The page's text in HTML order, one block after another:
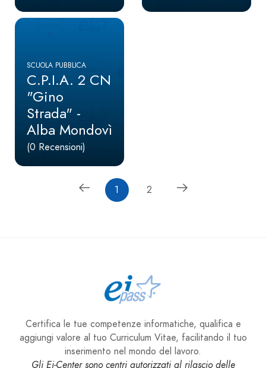
SCUOLA PUBBLICA
C.P.I.A. 2 CN
"Gino
Strada" -
Alba Mondovì
(0 Recensioni)
1 2
Certifica le tue competenze informatiche, qualifica e
aggiungi valore al tuo Curriculum Vitae, facilitando il tuo
inserimento nel mondo del lavoro.
Gli Ei-Center sono centri autorizzati al rilascio delle